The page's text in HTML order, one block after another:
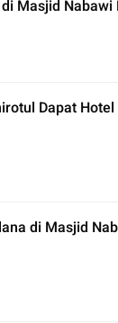
Masjid Nabawi
Dapat
di Masjid